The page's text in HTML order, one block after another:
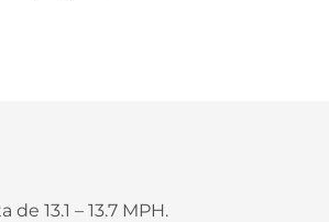
13.1 – 13.7 MPH.